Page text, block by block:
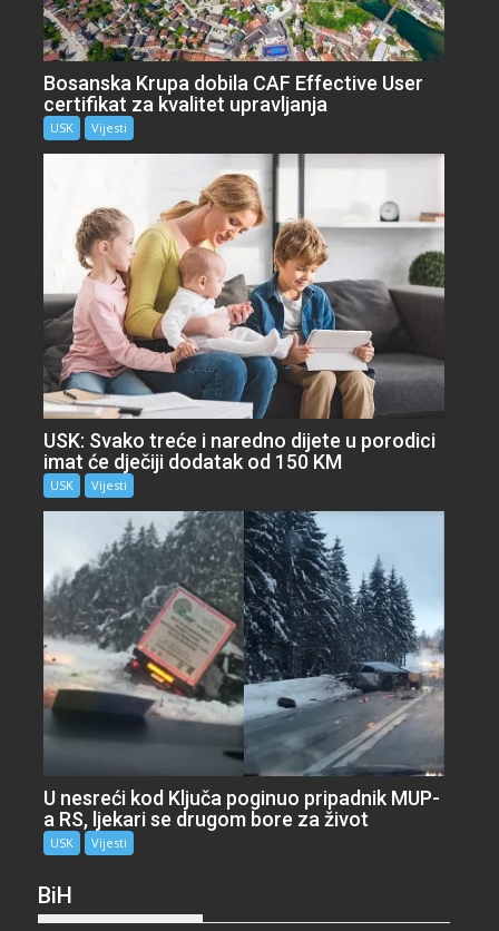
Bosanska Krupa dobila CAF Effective User
certifikat za kvalitet upravljanja
USK Vijesti
USK: Svako treće i naredno dijete u porodici
imat će dječiji dodatak od 150 KM
USK Vijesti
U nesreći kod Ključa poginuo pripadnik MUP-
a RS, ljekari se drugom bore za život
USK Vijesti
BiH